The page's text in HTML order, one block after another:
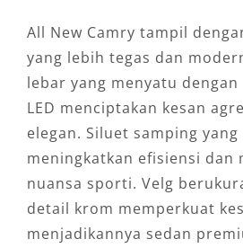
All New Camry tampil
yang lebih tegas dan
lebar yang menyatu
LED menciptakan kesan
elegan. Siluet samping
meningkatkan efisiensi dan
nuansa sporti. Velg
detail krom memperkuat
menjadikannya sedan